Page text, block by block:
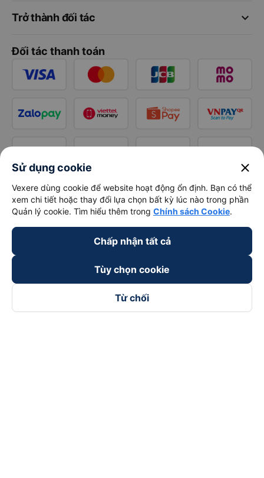
keyboard_arrow_down
Trở thành đối tác
Đối tác thanh toán
Sử dụng cookie close
Vexere dùng cookie để website hoạt động ổn định. Bạn có thể
xem chi tiết hoặc thay đổi lựa chọn bất kỳ lúc nào trong phần
Quản lý cookie. Tìm hiểu thêm trong Chính sách Cookie.
Chấp nhận tất cả
Tùy chọn cookie
Từ chối